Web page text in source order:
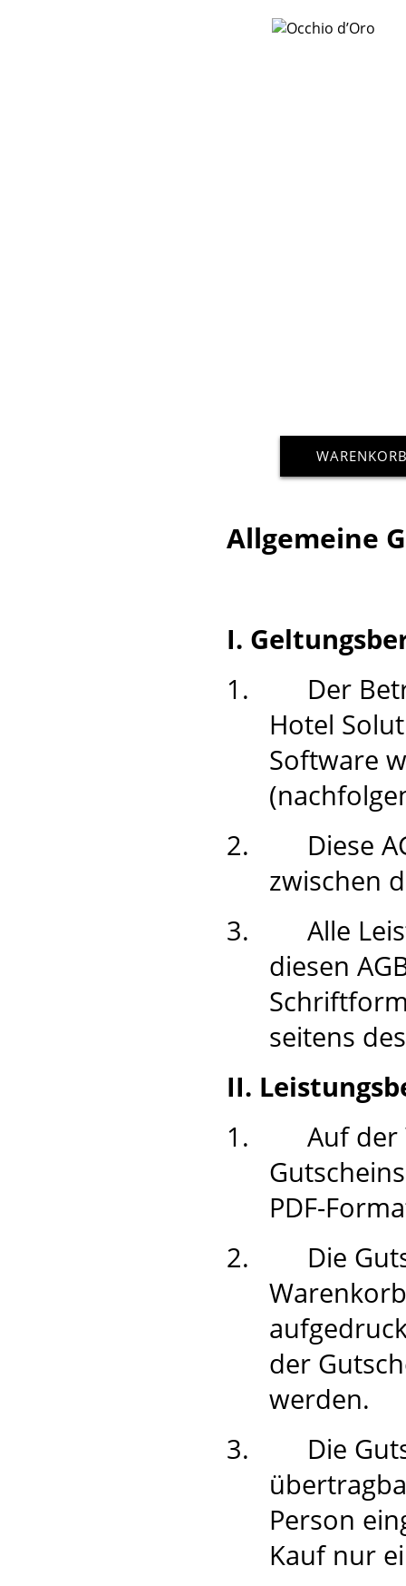
Allgemeine
I.
1.
Der
Hotel
Software
2.
Diese
zwischen
3.
Alle
diesen
seitens
II.
1.
Auf der
PDF-
2.
Die
der
werden.
3.
Die
Person
Kauf nur